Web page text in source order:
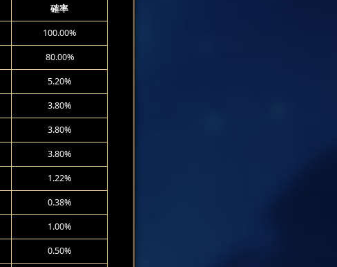
確率
100.00%
80.00%
5.20%
3.80%
3.80%
3.80%
1.22%
0.38%
1.00%
0.50%